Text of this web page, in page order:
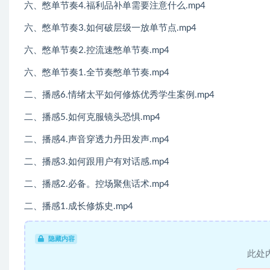
六、憋单节奏4.福利品补单需要注意什么.mp4
六、憋单节奏3.如何破层级一放单节点.mp4
六、憋单节奏2.控流速憋单节奏.mp4
六、憋单节奏1.全节奏憋单节奏.mp4
二、播感6.情绪太平如何修炼优秀学生案例.mp4
二、播感5.如何克服镜头恐惧.mp4
二、播感4.声音穿透力丹田发声.mp4
二、播感3.如何跟用户有对话感.mp4
二、播感2.必备。控场聚焦话术.mp4
二、播感1.成长修炼史.mp4
隐藏内容
此处